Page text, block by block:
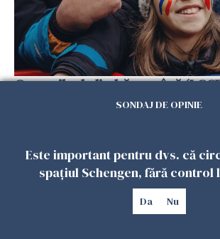
Cursurile de limbă română
copiii români din Diaspora ar
SONDAJ DE OPINIE
Este important pentru dvs. că
spațiul Schengen, fără control
Da Nu